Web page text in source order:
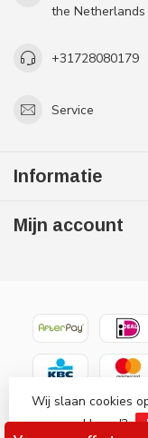
the Netherlands
+31728080179
Service
Informatie
Mijn account
© Copyright 2026
Wij slaan cookies
akkoord?